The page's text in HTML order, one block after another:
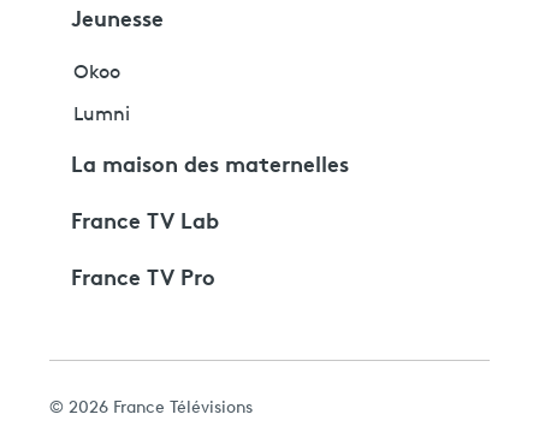
Jeunesse
Okoo
Lumni
La maison des maternelles
France TV Lab
France TV Pro
© 2026 France Télévisions